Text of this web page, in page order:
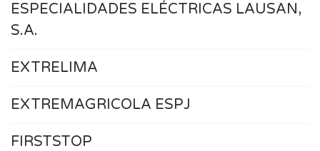
ESPECIALIDADES ELÉCTRICAS LAUSAN,
S.A.
EXTRELIMA
EXTREMAGRICOLA ESPJ
FIRSTSTOP